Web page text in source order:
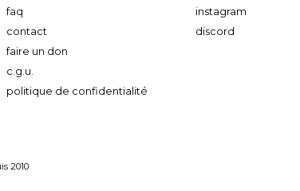
faq
contact
faire un don
c.g.u.
politique de confidentialité
instagram
discord
2010